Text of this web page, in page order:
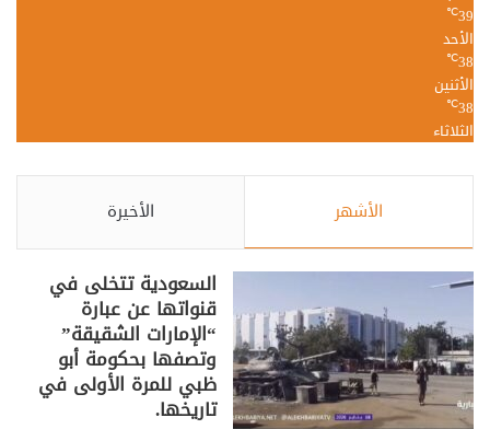
39
℃
الأحد
38
℃
الأثنين
38
℃
الثلاثاء
الأشهر الأخيرة
السعودية تتخلى في
قنواتها عن عبارة
“الإمارات الشقيقة”
وتصفها بحكومة أبو
ظبي للمرة الأولى في
تاريخها.